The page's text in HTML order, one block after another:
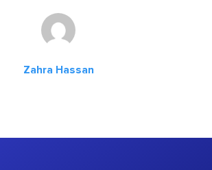
Zahra Hassan